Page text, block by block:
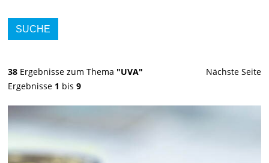
SUCHE
38 Ergebnisse zum Thema "UVA"
Ergebnisse 1 bis 9
Nächste Seite